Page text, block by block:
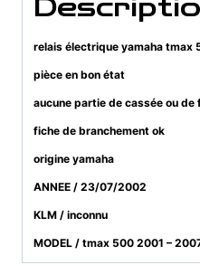
relais électrique yamaha tmax
pièce en bon état
aucune partie de cassée ou de
fiche de branchement ok
origine yamaha
ANNEE / 23/07/2002
KLM / inconnu
MODEL / tmax 500 2001 –